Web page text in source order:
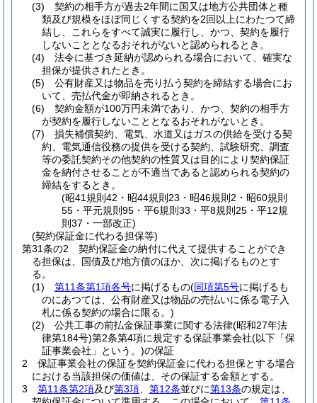
(3)
契約の相手方が過去2年間に国又は地方公共団体と種
類及び規模をほぼ同じくする契約を2回以上にわたつて締
結し、これらをすべて誠実に履行し、かつ、契約を履行
しないこととなるおそれがないと認められるとき。
(4)
法令に基づき延納が認められる場合において、確実な
担保が提供されたとき。
(5)
公有財産又は物品を売り払う契約を締結する場合にお
いて、売払代金が即納されるとき。
(6)
契約金額が100万円未満であり、かつ、契約の相手方
が契約を履行しないこととなるおそれがないとき。
(7)
損失補償契約、電気、水道又はガスの供給を受ける契
約、電気通信役務の提供を受ける契約、試験研究、調査
等の委託契約その他契約の性質又は目的により契約保証
金を納付させることが不適当であると認められる契約の
締結をするとき。
(昭41規則42・昭44規則23・昭46規則2・昭60規則
55・平元規則95・平6規則33・平8規則25・平12規
則37・一部改正)
(契約保証金に代わる担保等)
第31条の2
契約保証金の納付に代えて提供することができ
る担保は、国債及び地方債のほか、次に掲げるものとす
る。
(1)
第11条第1項各号に掲げるもの(同項第5号に掲げるも
のにあつては、公有財産又は物品の売払いに係る電子入
札に係る契約の場合に限る。)
(2)
公共工事の前払金保証事業に関する法律(昭和27年法
律第184号)第2条第4項に規定する保証事業会社(以下「保
証事業会社」という。)の保証
2
保証事業会社の保証を契約保証金に代わる担保とする場合
における当該担保の価値は、その保証する金額とする。
3
第11条第2項及び第3項 第12条並びに第13条の規定は、